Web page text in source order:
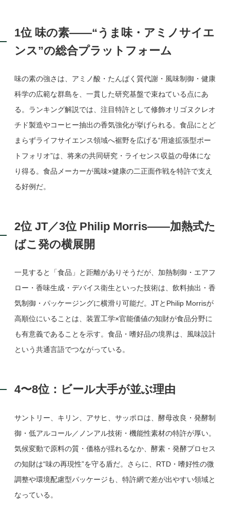
1位 味の素——“うま味・アミノサイエ
ンス”の総合プラットフォーム
味の素の強さは、アミノ酸・たんぱく質代謝・風味制御・健康
科学の広範な群島を、一貫した研究基盤で束ねている点にあ
る。ランキング解説では、注目特許として修飾オリゴヌクレオ
チド製造やコーヒー抽出の香気強化が挙げられる。食品にとど
まらずライフサイエンス領域へ裾野を広げる“用途拡張型ポー
トフォリオ”は、将来の共同研究・ライセンス収益の母体にな
り得る。食品メーカーが風味×健康の二正面作戦を特許で支え
る好例だ。
2位 JT／3位 Philip Morris——加熱式た
ばこ発の横展開
一見すると「食品」と距離がありそうだが、加熱制御・エアフ
ロー・香味生成・デバイス衛生といった技術は、飲料抽出・香
気制御・パッケージングに横滑り可能だ。JTとPhilip Morrisが
高順位にいることは、装置工学×官能価値の知財が食品分野に
も有意義であることを示す。食品・嗜好品の境界は、風味設計
という共通言語でつながっている。
4〜8位：ビール大手が並ぶ理由
サントリー、キリン、アサヒ、サッポロは、酵母改良・発酵制
御・低アルコール／ノンアル技術・機能性素材の特許が厚い。
気候変動で原料の質・価格が揺れるなか、酵素・発酵プロセス
の知財は“味の再現性”を守る盾だ。さらに、RTD・嗜好性の微
調整や環境配慮型パッケージも、特許網で差が出やすい領域と
なっている。